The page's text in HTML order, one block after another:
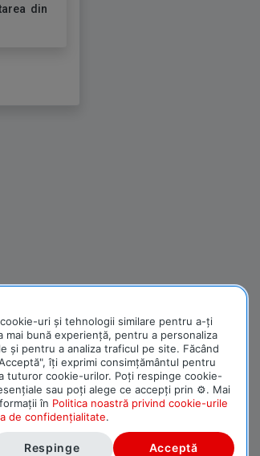
din
cookie-uri și tehnologii similare pentru a-ți
mai bună experiență, pentru a personaliza
și pentru a analiza traficul pe site. Făcând
îți exprimi consimțământul pentru
tuturor cookie-urilor. Poți respinge cookie-
sau poți alege ce accepți prin ⚙. Mai
în Politica noastră privind cookie-urile
de confidențialitate.
Acceptă
Respinge